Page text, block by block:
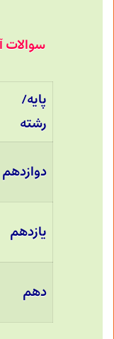
پایه/
رشته
دوازدهم
یازدهم
دهم